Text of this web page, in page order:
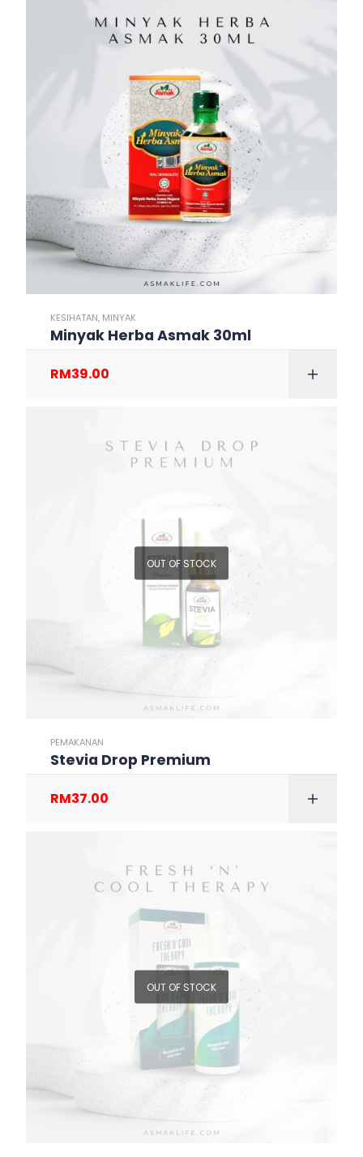
KESIHATAN, MINYAK
Minyak Herba Asmak 30ml
RM39.00
OUT OF STOCK
PEMAKANAN
Stevia Drop Premium
RM37.00
OUT OF STOCK